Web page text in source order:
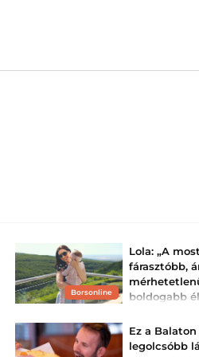
Borsonline
Lola: „A
fárasztóbb,
boldogabb
énekesnő élete
időszakát éli.
Lenka teljesen
Ez a Balaton
legolcsóbb